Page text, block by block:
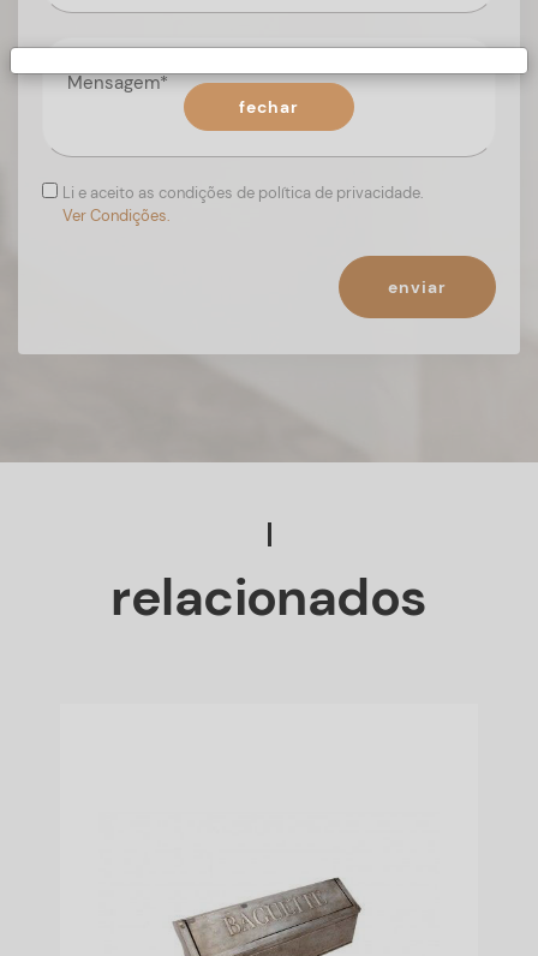
Li e aceito as condições de política de privacidade.
Ver Condições.
enviar
relacionados
fechar